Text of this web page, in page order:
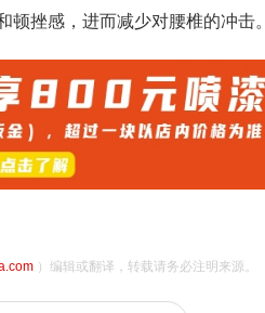
挫感，进而减少对腰椎的冲击。
）编辑或翻译，转载请务必注明来源。